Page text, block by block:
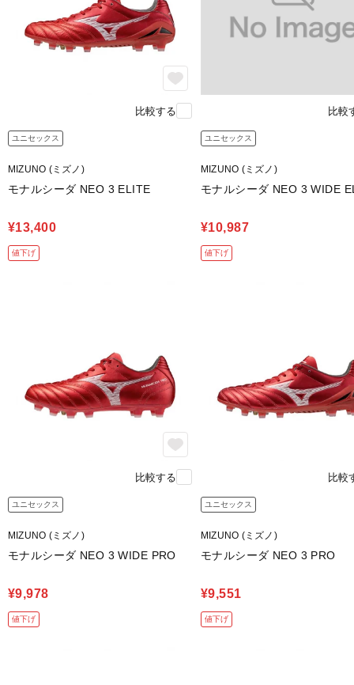
比較する
ユニセックス
MIZUNO (ミズノ)
モナルシーダ NEO 3 ELITE
¥13,400
値下げ
比較
ユニセックス
MIZUNO (ミズノ)
モナルシーダ NEO 3 WIDE
¥10,987
値下げ
比較する
ユニセックス
MIZUNO (ミズノ)
モナルシーダ NEO 3 WIDE PRO
¥9,978
値下げ
比較
ユニセックス
MIZUNO (ミズノ)
モナルシーダ NEO 3 PRO
¥9,551
値下げ